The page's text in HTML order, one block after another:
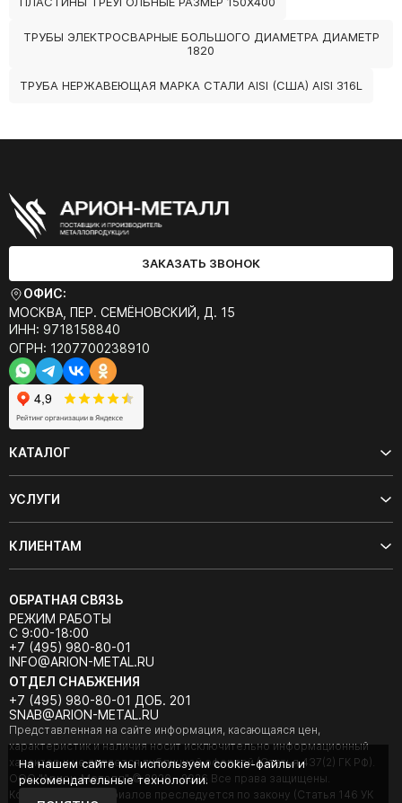
ТРУБЫ ЭЛЕКТРОСВАРНЫЕ БОЛЬШОГО ДИАМЕТРА ДИАМЕТР
1820
ТРУБА НЕРЖАВЕЮЩАЯ МАРКА СТАЛИ AISI (США) AISI 316L
ЗАКАЗАТЬ ЗВОНОК
ОФИС:
МОСКВА, ПЕР. СЕМЁНОВСКИЙ, Д. 15
ИНН: 9718158840
ОГРН: 1207700238910
КАТАЛОГ
УСЛУГИ
КЛИЕНТАМ
ОБРАТНАЯ СВЯЗЬ
РЕЖИМ РАБОТЫ
С 9:00-18:00
+7 (495) 980-80-01
INFO@ARION-METAL.RU
ОТДЕЛ СНАБЖЕНИЯ
+7 (495) 980-80-01 ДОБ. 201
SNAB@ARION-METAL.RU
Представленная на сайте информация, касающаяся цен,
характеристик и наличия носит исключительно информационный
характер и не является публичной офертой (Статья 437(2) ГК РФ).
ООО "Арион-Металл" © 2020 - 2026 Все права защищены.
Копирование материалов преследуется по закону (Статья 146 УК
На нашем сайте мы используем cookie-файлы и
рекомендательные технологии.